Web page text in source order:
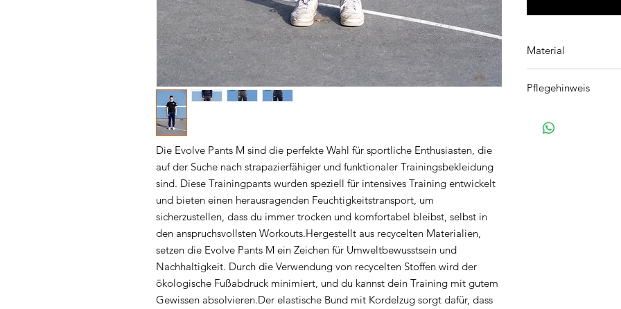
Die Evolve Pants M sind die perfekte Wahl für sportliche Enthusiasten, die
auf der Suche nach strapazierfähiger und funktionaler Trainingsbekleidung
sind. Diese Trainingpants wurden speziell für intensives Training entwickelt
und bieten einen herausragenden Feuchtigkeitstransport, um
sicherzustellen, dass du immer trocken und komfortabel bleibst, selbst in
den anspruchsvollsten Workouts.Hergestellt aus recycelten Materialien,
setzen die Evolve Pants M ein Zeichen für Umweltbewusstsein und
Nachhaltigkeit. Durch die Verwendung von recycelten Stoffen wird der
ökologische Fußabdruck minimiert, und du kannst dein Training mit gutem
Gewissen absolvieren.Der elastische Bund mit Kordelzug sorgt dafür, dass
Material
Pflegehinweis